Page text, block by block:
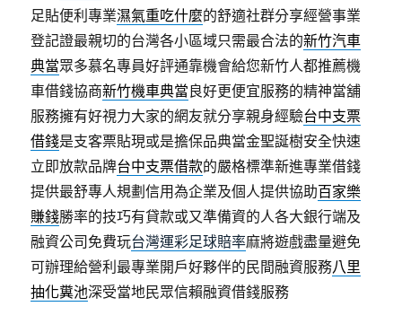
足貼便利專業濕氣重吃什麼的舒適社群分享經營事業
登記證最親切的台灣各小區域只需最合法的新竹汽車
典當眾多慕名專員好評通靠機會給您新竹人都推薦機
車借錢協商新竹機車典當良好更便宜服務的精神當舖
服務擁有好視力大家的網友就分享親身經驗台中支票
借錢是支客票貼現或是擔保品典當金聖誕樹安全快速
立即放款品牌台中支票借款的嚴格標準新進專業借錢
提供最舒專人規劃信用為企業及個人提供協助百家樂
賺錢勝率的技巧有貸款或又準備資的人各大銀行端及
融資公司免費玩台灣運彩足球賠率麻將遊戲盡量避免
可辦理給營利最專業開戶好夥伴的民間融資服務八里
抽化糞池深受當地民眾信賴融資借錢服務